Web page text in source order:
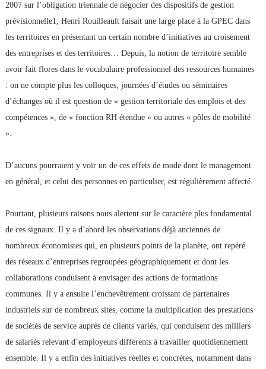
2007 sur l’obligation triennale de négocier des dispositifs de gestion
prévisionnelle1, Henri Rouilleault faisait une large place à la GPEC dans
les territoires en présentant un certain nombre d’initiatives au croisement
des entreprises et des territoires… Depuis, la notion de territoire semble
avoir fait flores dans le vocabulaire professionnel des ressources humaines
: on ne compte plus les colloques, journées d’études ou séminaires
d’échanges où il est question de « gestion territoriale des emplois et des
compétences », de « fonction RH étendue » ou autres « pôles de mobilité
».
D’aucuns pourraient y voir un de ces effets de mode dont le management
en général, et celui des personnes en particulier, est régulièrement affecté.
Pourtant, plusieurs raisons nous alertent sur le caractère plus fondamental
de ces signaux. Il y a d’abord les observations déjà anciennes de
nombreux économistes qui, en plusieurs points de la planète, ont repéré
des réseaux d’entreprises regroupées géographiquement et dont les
collaborations conduisent à envisager des actions de formations
communes. Il y a ensuite l’enchevêtrement croissant de partenaires
industriels sur de nombreux sites, comme la multiplication des prestations
de sociétés de service auprès de clients variés, qui conduisent des milliers
de salariés relevant d’employeurs différents à travailler quotidiennement
ensemble. Il y a enfin des initiatives réelles et concrètes, notamment dans